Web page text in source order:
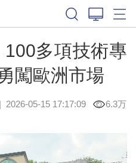
多項技術專
闖歐洲市場
2026-05-15 17:17:09 6.3万